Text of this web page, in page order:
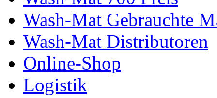
Wash-Mat Gebrauchte
Wash-Mat Distributoren
Online-Shop
Logistik